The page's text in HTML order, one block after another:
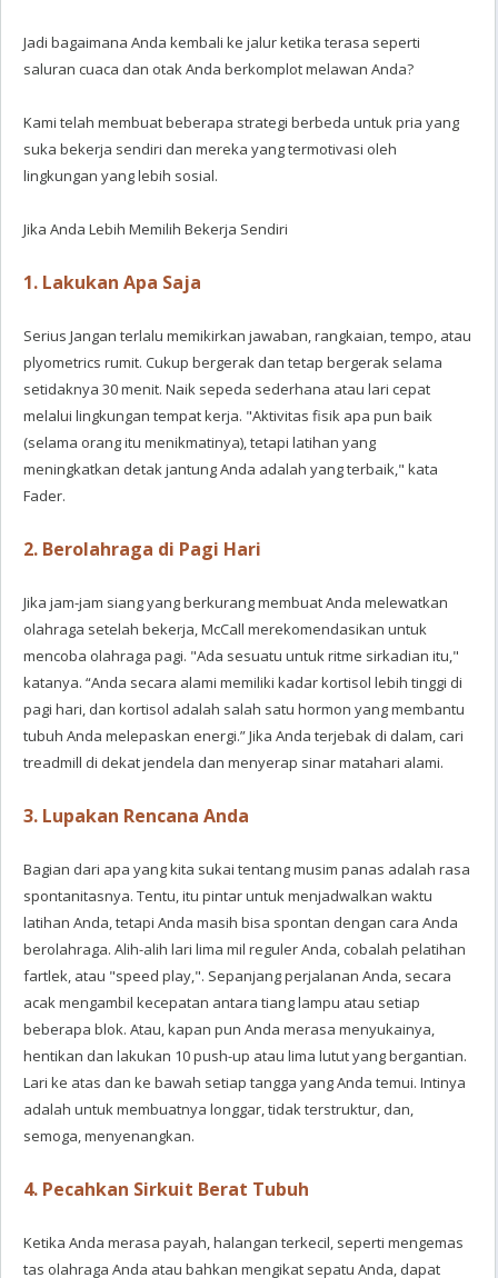
Jadi bagaimana Anda kembali ke jalur ketika terasa seperti
saluran cuaca dan otak Anda berkomplot melawan Anda?
Kami telah membuat beberapa strategi berbeda untuk pria yang
suka bekerja sendiri dan mereka yang termotivasi oleh
lingkungan yang lebih sosial.
Jika Anda Lebih Memilih Bekerja Sendiri
1. Lakukan Apa Saja
Serius Jangan terlalu memikirkan jawaban, rangkaian, tempo, atau
plyometrics rumit. Cukup bergerak dan tetap bergerak selama
setidaknya 30 menit. Naik sepeda sederhana atau lari cepat
melalui lingkungan tempat kerja. "Aktivitas fisik apa pun baik
(selama orang itu menikmatinya), tetapi latihan yang
meningkatkan detak jantung Anda adalah yang terbaik," kata
Fader.
2. Berolahraga di Pagi Hari
Jika jam-jam siang yang berkurang membuat Anda melewatkan
olahraga setelah bekerja, McCall merekomendasikan untuk
mencoba olahraga pagi. "Ada sesuatu untuk ritme sirkadian itu,"
katanya. “Anda secara alami memiliki kadar kortisol lebih tinggi di
pagi hari, dan kortisol adalah salah satu hormon yang membantu
tubuh Anda melepaskan energi.” Jika Anda terjebak di dalam, cari
treadmill di dekat jendela dan menyerap sinar matahari alami.
3. Lupakan Rencana Anda
Bagian dari apa yang kita sukai tentang musim panas adalah rasa
spontanitasnya. Tentu, itu pintar untuk menjadwalkan waktu
latihan Anda, tetapi Anda masih bisa spontan dengan cara Anda
berolahraga. Alih-alih lari lima mil reguler Anda, cobalah pelatihan
fartlek, atau "speed play,". Sepanjang perjalanan Anda, secara
acak mengambil kecepatan antara tiang lampu atau setiap
beberapa blok. Atau, kapan pun Anda merasa menyukainya,
hentikan dan lakukan 10 push-up atau lima lutut yang bergantian.
Lari ke atas dan ke bawah setiap tangga yang Anda temui. Intinya
adalah untuk membuatnya longgar, tidak terstruktur, dan,
semoga, menyenangkan.
4. Pecahkan Sirkuit Berat Tubuh
Ketika Anda merasa payah, halangan terkecil, seperti mengemas
tas olahraga Anda atau bahkan mengikat sepatu Anda, dapat